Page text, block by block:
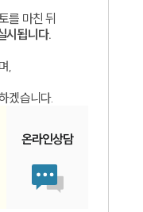
를 마친 뒤
시됩니다.
,
겠습니다.
온라인상담